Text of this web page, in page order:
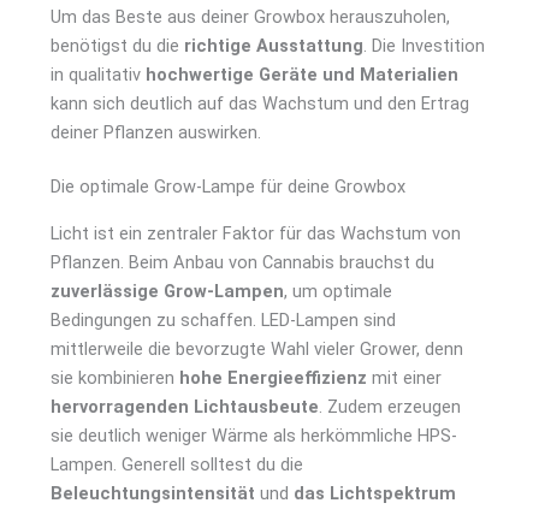
Um das Beste aus deiner Growbox herauszuholen,
benötigst du die richtige Ausstattung . Die Investition
in qualitativ hochwertige Geräte und Materialien
kann sich deutlich auf das Wachstum und den Ertrag
deiner Pflanzen auswirken.
Die optimale Grow-Lampe für deine Growbox
Licht ist ein zentraler Faktor für das Wachstum von
Pflanzen. Beim Anbau von Cannabis brauchst du
zuverlässige Grow-Lampen, um optimale
Bedingungen zu schaffen. LED-Lampen sind
mittlerweile die bevorzugte Wahl vieler Grower, denn
sie kombinieren hohe Energieeffizienz mit einer
hervorragenden Lichtausbeute. Zudem erzeugen
sie deutlich weniger Wärme als herkömmliche HPS-
Lampen. Generell solltest du die
Beleuchtungsintensität und das Lichtspektrum